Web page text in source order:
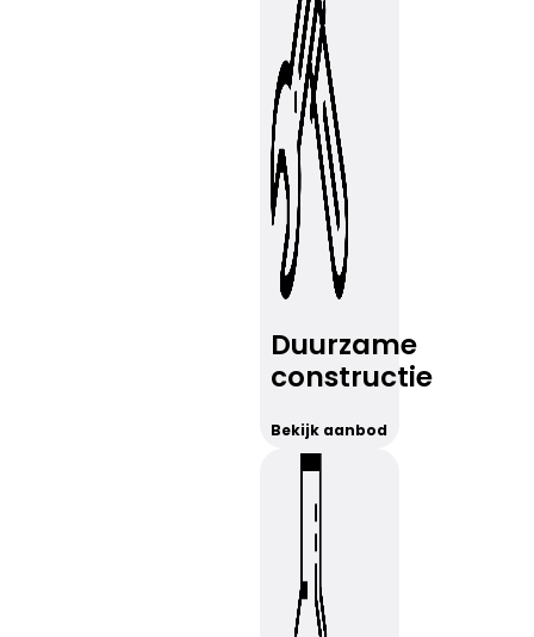
Duurzame
constructie
Bekijk aanbod